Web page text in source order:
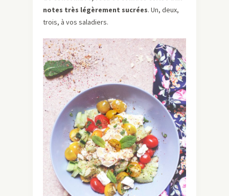
notes très légèrement sucrées. Un, deux,
trois, à vos saladiers.